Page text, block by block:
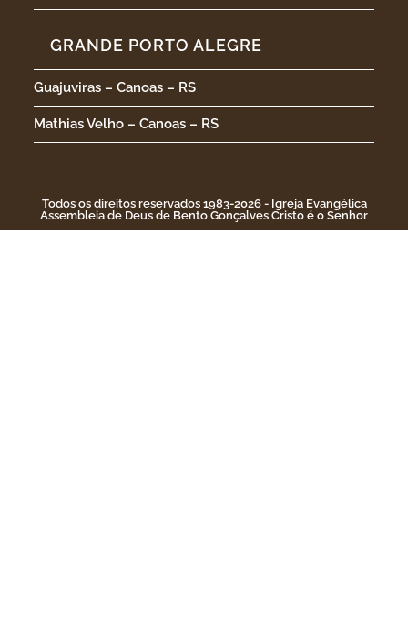
GRANDE PORTO ALEGRE
Guajuviras – Canoas – RS
Mathias Velho – Canoas – RS
Todos os direitos reservados 1983-2026 - Igreja Evangélica
Assembleia de Deus de Bento Gonçalves Cristo é o Senhor